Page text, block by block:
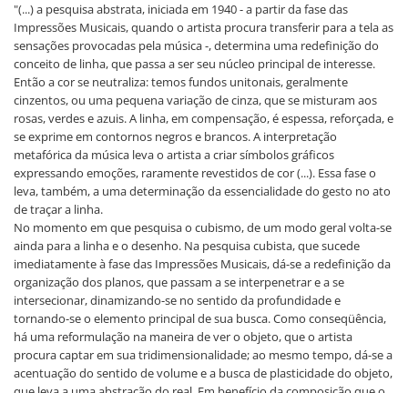
"(...) a pesquisa abstrata, iniciada em 1940 - a partir da fase das
Impressões Musicais, quando o artista procura transferir para a tela as
sensações provocadas pela música -, determina uma redefinição do
conceito de linha, que passa a ser seu núcleo principal de interesse.
Então a cor se neutraliza: temos fundos unitonais, geralmente
cinzentos, ou uma pequena variação de cinza, que se misturam aos
rosas, verdes e azuis. A linha, em compensação, é espessa, reforçada, e
se exprime em contornos negros e brancos. A interpretação
metafórica da música leva o artista a criar símbolos gráficos
expressando emoções, raramente revestidos de cor (...). Essa fase o
leva, também, a uma determinação da essencialidade do gesto no ato
de traçar a linha.
No momento em que pesquisa o cubismo, de um modo geral volta-se
ainda para a linha e o desenho. Na pesquisa cubista, que sucede
imediatamente à fase das Impressões Musicais, dá-se a redefinição da
organização dos planos, que passam a se interpenetrar e a se
intersecionar, dinamizando-se no sentido da profundidade e
tornando-se o elemento principal de sua busca. Como conseqüência,
há uma reformulação na maneira de ver o objeto, que o artista
procura captar em sua tridimensionalidade; ao mesmo tempo, dá-se a
acentuação do sentido de volume e a busca de plasticidade do objeto,